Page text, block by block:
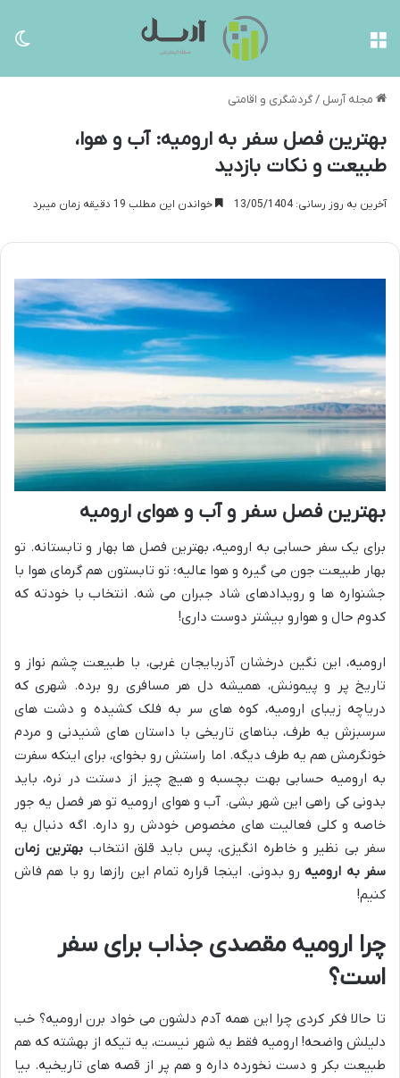
مجله آرسل /گردشگری و اقامتی
بهترین فصل سفر به ارومیه: آب و هوا،
طبیعت و نکات بازدید
آخرین به روز رسانی: 13/05/1404 خواندن این مطلب 19 دقیقه زمان میبرد
بهترین فصل سفر و آب و هوای ارومیه
برای یک سفر حسابی به ارومیه، بهترین فصل ها بهار و تابستانه. تو
بهار طبیعت جون می گیره و هوا عالیه؛ تو تابستون هم گرمای هوا با
جشنواره ها و رویدادهای شاد جبران می شه. انتخاب با خودته که
کدوم حال و هوارو بیشتر دوست داری!
ارومیه، این نگین درخشان آذربایجان غربی، با طبیعت چشم نواز و
تاریخ پر و پیمونش، همیشه دل هر مسافری رو برده. شهری که
دریاچه زیبای ارومیه، کوه های سر به فلک کشیده و دشت های
سرسبزش یه طرف، بناهای تاریخی با داستان های شنیدنی و مردم
خونگرمش هم یه طرف دیگه. اما راستش رو بخوای، برای اینکه سفرت
به ارومیه حسابی بهت بچسبه و هیچ چیز از دستت در نره، باید
بدونی کی راهی این شهر بشی. آب و هوای ارومیه تو هر فصل یه جور
خاصه و کلی فعالیت های مخصوص خودش رو داره. اگه دنبال یه
سفر بی نظیر و خاطره انگیزی، پس باید قلق انتخاب بهترین زمان
سفر به ارومیه رو بدونی. اینجا قراره تمام این رازها رو با هم فاش
کنیم!
چرا ارومیه مقصدی جذاب برای سفر
است؟
تا حالا فکر کردی چرا این همه آدم دلشون می خواد برن ارومیه؟ خب
دلیلش واضحه! ارومیه فقط یه شهر نیست، یه تیکه از بهشته که هم
طبیعت بکر و دست نخورده داره و هم پر از قصه های تاریخیه. بیا